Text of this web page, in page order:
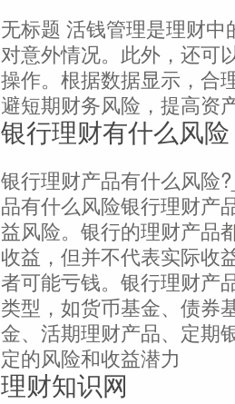
无标题 活钱管理是理财
对意外情况。此外，还可
操作。根据数据显示，合
避短期财务风险，提高资
银行理财有什么风险
银行理财产品有什么风险
品有什么风险银行理财产
益风险。银行的理财产品
收益，但并不代表实际收
者可能亏钱。银行理财产
类型，如货币基金、债券
金、活期理财产品、定期
定的风险和收益潜力
理财知识网